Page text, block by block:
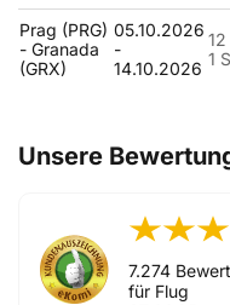
Prag (PRG)
- Granada
(GRX)
05.10.2026
-
14.10.2026 1
Unsere
7.274
für Flug